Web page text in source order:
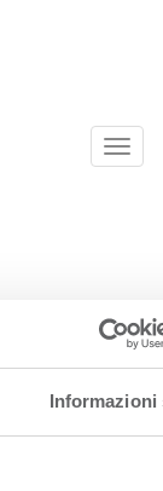
Informazioni